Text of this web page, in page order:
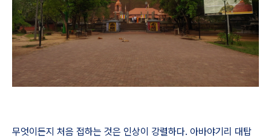
무엇이든지 처음 접하는 것은 인상이 강렬하다. 아바야기리 대탑